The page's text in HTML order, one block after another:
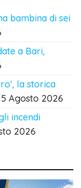
bambina di sei
a Bari,
la storica
5 Agosto 2026
incendi
2026